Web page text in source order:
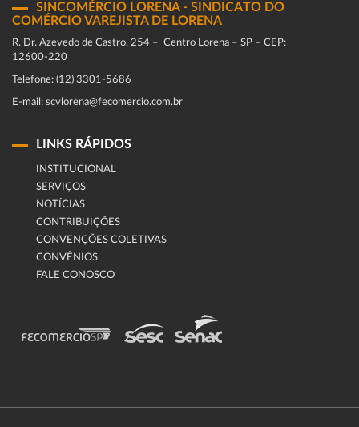
SINCOMÉRCIO LORENA - SINDICATO DO
COMÉRCIO VAREJISTA DE LORENA
R. Dr. Azevedo de Castro, 254 – Centro Lorena – SP – CEP:
12600-220
Telefone: (12) 3301-5686
E-mail: scvlorena@fecomercio.com.br
LINKS RÁPIDOS
INSTITUCIONAL
SERVIÇOS
NOTÍCIAS
CONTRIBUIÇÕES
CONVENÇÕES COLETIVAS
CONVÊNIOS
FALE CONOSCO